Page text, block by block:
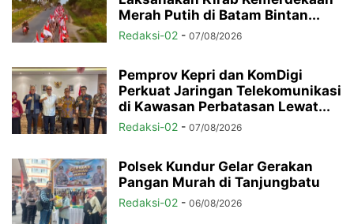
Merah Putih di Batam Bintan...
Redaksi-02 - 07/08/2026
Pemprov Kepri dan KomDigi
Perkuat Jaringan Telekomunikasi
di Kawasan Perbatasan Lewat...
Redaksi-02 - 07/08/2026
Polsek Kundur Gelar Gerakan
Pangan Murah di Tanjungbatu
Redaksi-02 - 06/08/2026